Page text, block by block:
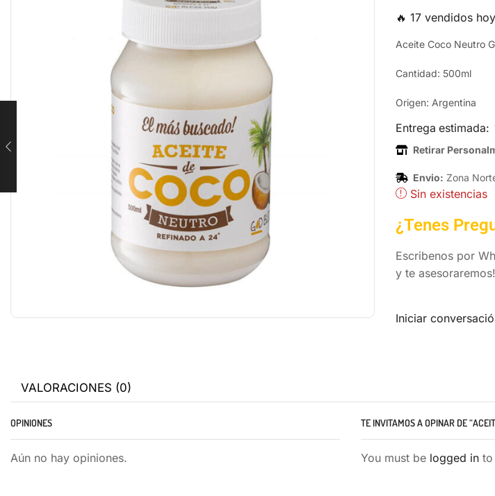
🔥 17 vendidos hoy
Aceite Coco Neutro
Cantidad: 500ml
Origen: Argentina
Entrega estimada:
Retirar
Envio: Zona
Sin existencias
¿Tenes
Escribenos por
y te asesoraremos!
Iniciar
VALORACIONES (0)
OPINIONES
Aún no hay opiniones.
TE INVITAMOS A OPINAR DE
You must be logged in to